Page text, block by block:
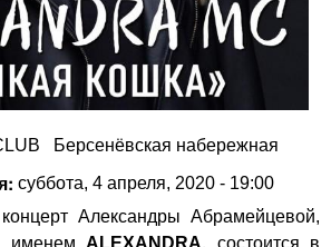
Берсенёвская набережная
суббота, 4 апреля, 2020 - 19:00
Александры Абрамейцевой,